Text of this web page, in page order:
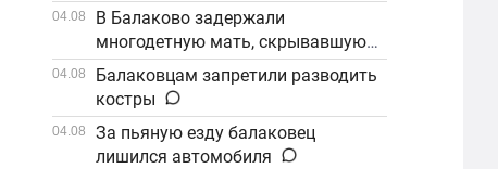
04.08
В Балаково задержали
многодетную мать, скрывавшуюся
от алиментов
04.08
Балаковцам запретили разводить
костры
04.08
За пьяную езду балаковец
лишился автомобиля